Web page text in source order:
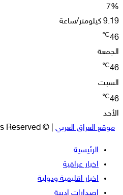
7%
9.19 كيلومتر/ساعة
46
℃
الجمعة
46
℃
السبت
46
℃
الأحد
موقع العراق العربي | © Copyright 2026, All Rights Reserved
الرئيسية
اخبار عراقية
اخبار اقليمية ودولية